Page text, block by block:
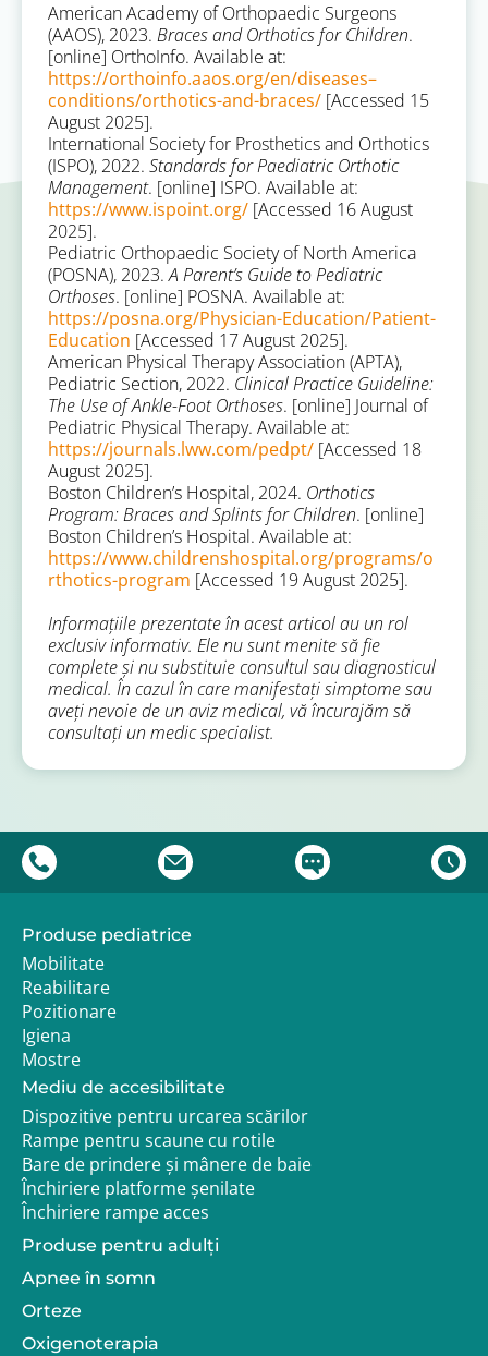
American Academy of Orthopaedic Surgeons
(AAOS), 2023. Braces and Orthotics for Children.
[online] OrthoInfo. Available at:
https://orthoinfo.aaos.org/en/diseases–
conditions/orthotics-and-braces/ [Accessed 15
August 2025].
International Society for Prosthetics and Orthotics
(ISPO), 2022. Standards for Paediatric Orthotic
Management. [online] ISPO. Available at:
https://www.ispoint.org/ [Accessed 16 August
2025].
Pediatric Orthopaedic Society of North America
(POSNA), 2023.A Parent’s Guide to Pediatric
Orthoses. [online] POSNA. Available at:
https://posna.org/Physician-Education/Patient-
Education [Accessed 17 August 2025].
American Physical Therapy Association (APTA),
Pediatric Section, 2022. Clinical Practice Guideline:
The Use of Ankle-Foot Orthoses. [online] Journal of
Pediatric Physical Therapy. Available at:
https://journals.lww.com/pedpt/ [Accessed 18
August 2025].
Boston Children’s Hospital, 2024. Orthotics
Program: Braces and Splints for Children. [online]
Boston Children’s Hospital. Available at:
https://www.childrenshospital.org/programs/o
rthotics-program [Accessed 19 August 2025].
Informațiile prezentate în acest articol au un rol
exclusiv informativ. Ele nu sunt menite să fie
complete și nu substituie consultul sau diagnosticul
medical. În cazul în care manifestați simptome sau
aveți nevoie de un aviz medical, vă încurajăm să
consultați un medic specialist.
Produse pediatrice
Mobilitate
Reabilitare
Pozitionare
Igiena
Mostre
Mediu de accesibilitate
Dispozitive pentru urcarea scărilor
Rampe pentru scaune cu rotile
Bare de prindere și mânere de baie
Închiriere platforme șenilate
Închiriere rampe acces
Produse pentru adulţi
Apnee în somn
Orteze
Oxigenoterapia